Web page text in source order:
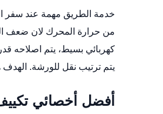
خدمة الطريق مهمة عند سفر
من حرارة المحرك لان ضعف
كهربائي بسيط، يتم اصلاحه
يتم ترتيب نقل للورشة. الهدف هو
أفضل أخصائي